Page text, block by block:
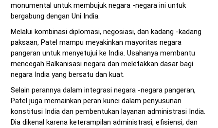
monumental untuk membujuk negara -negara ini untuk
bergabung dengan Uni India.
Melalui kombinasi diplomasi, negosiasi, dan kadang -kadang
paksaan, Patel mampu meyakinkan mayoritas negara
pangeran untuk menyetujui ke India. Usahanya membantu
mencegah Balkanisasi negara dan meletakkan dasar bagi
negara India yang bersatu dan kuat.
Selain perannya dalam integrasi negara -negara pangeran,
Patel juga memainkan peran kunci dalam penyusunan
konstitusi India dan pembentukan layanan administrasi India.
Dia dikenal karena keterampilan administrasi, efisiensi, dan